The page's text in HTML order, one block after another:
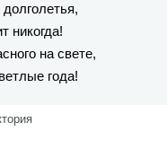
никогда!
на свете,
года!